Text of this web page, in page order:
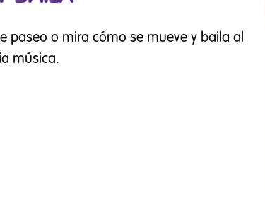
paseo o mira cómo se mueve y baila al
música.